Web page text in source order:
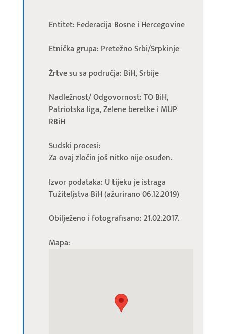
Entitet: Federacija Bosne i Hercegovine
Etnička grupa: Pretežno Srbi/Srpkinje
Žrtve su sa područja: BiH, Srbije
Nadležnost/ Odgovornost: TO BiH,
Patriotska liga, Zelene beretke i MUP
RBiH
Sudski procesi:
Za ovaj zločin još nitko nije osuđen.
Izvor podataka: U tijeku je istraga
Tužiteljstva BiH (ažurirano 06.12.2019)
Obilježeno i fotografisano: 21.02.2017.
Mapa: